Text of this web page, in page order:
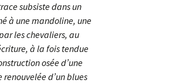
subsiste dans un
à une mandoline, une
les chevaliers, au
à la fois tendue
osée d’une
d’un blues